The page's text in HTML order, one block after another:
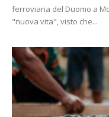
ferroviaria del Duomo a
"nuova vita", visto che...